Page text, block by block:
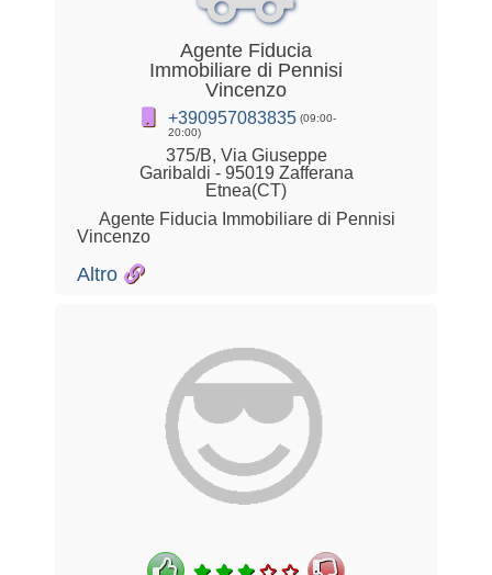
Agente Fiducia
Immobiliare di Pennisi
Vincenzo
+390957083835 (09:00-
20:00)
375/B, Via Giuseppe
Garibaldi - 95019 Zafferana
Etnea(CT)
Agente Fiducia Immobiliare di Pennisi
Vincenzo
Altro